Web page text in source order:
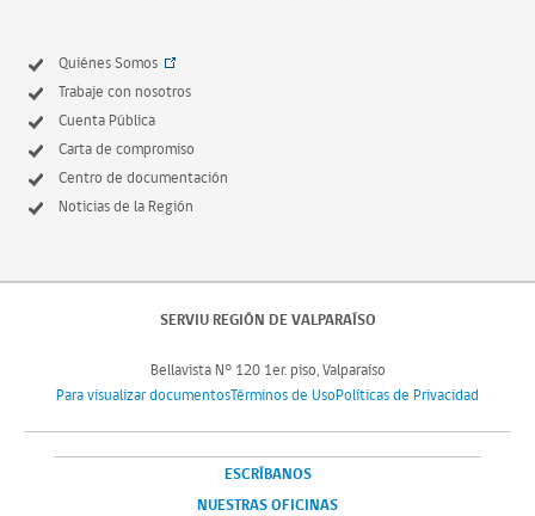
Quiénes Somos
Trabaje con nosotros
Cuenta Pública
Carta de compromiso
Centro de documentación
Noticias de la Región
SERVIU REGIÓN DE VALPARAÍSO
Bellavista N° 120 1er. piso, Valparaíso
Para visualizar documentosTérminos de UsoPolíticas de Privacidad
ESCRÍBANOS
NUESTRAS OFICINAS